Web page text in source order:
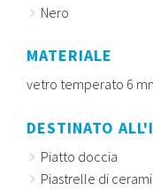
Nero
MATERIALE
vetro temperato 6
DESTINATO
Piatto doccia
Piastrelle di